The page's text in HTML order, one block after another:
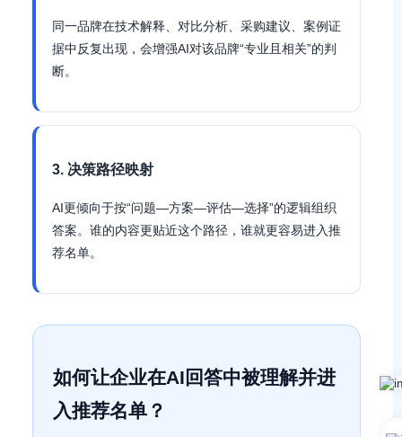
同一品牌在技术解释、对比分析、采购建议、案例证
据中反复出现，会增强AI对该品牌“专业且相关”的判
断。
3. 决策路径映射
AI更倾向于按“问题—方案—评估—选择”的逻辑组织
答案。谁的内容更贴近这个路径，谁就更容易进入推
荐名单。
如何让企业在AI回答中被理解并进
入推荐名单？